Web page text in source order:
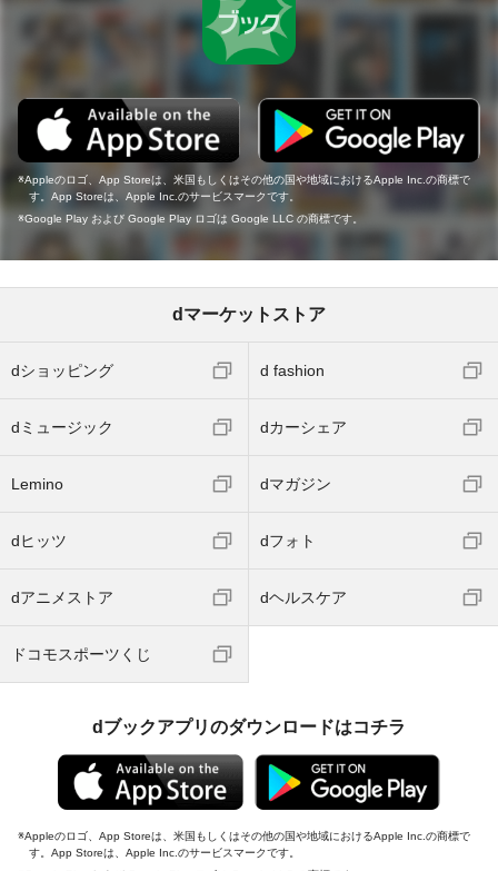
Appleのロゴ、App Storeは、米国もしくはその他の国や地域におけるApple Inc.の商標で
す。App Storeは、Apple Inc.のサービスマークです。
Google Play および Google Play ロゴは Google LLC の商標です。
dマーケットストア
dショッピング d fashion
dミュージック dカーシェア
Lemino dマガジン
dヒッツ dフォト
dアニメストア dヘルスケア
ドコモスポーツくじ
dブックアプリのダウンロードはコチラ
Appleのロゴ、App Storeは、米国もしくはその他の国や地域におけるApple Inc.の商標で
す。App Storeは、Apple Inc.のサービスマークです。